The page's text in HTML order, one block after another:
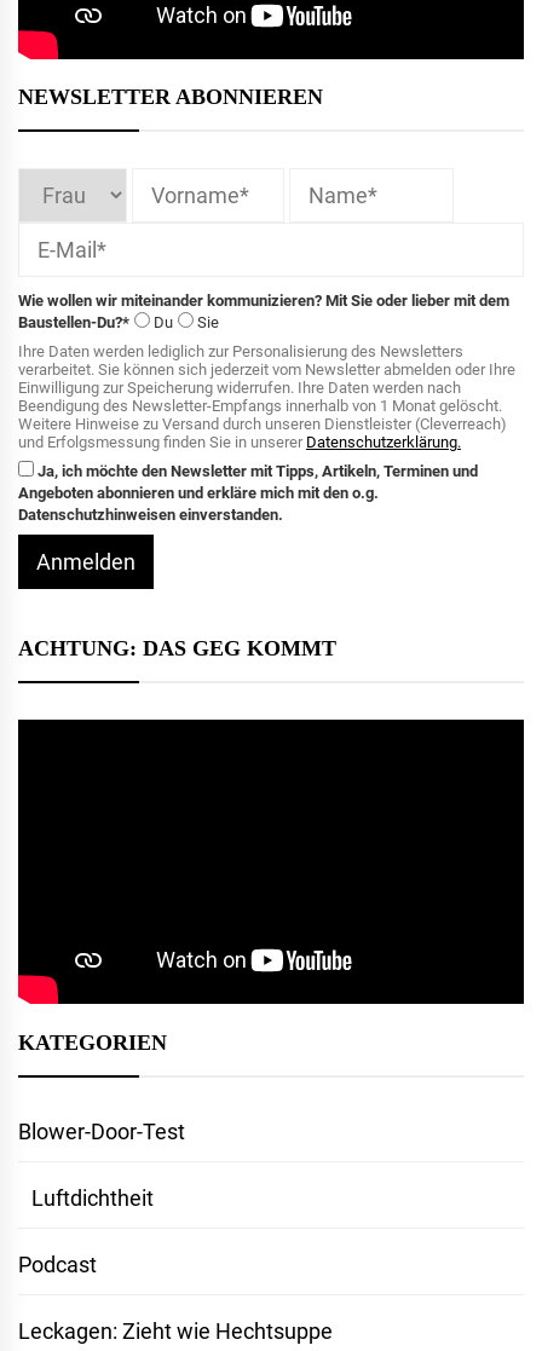
NEWSLETTER ABONNIEREN
Wie wollen wir miteinander kommunizieren? Mit Sie oder lieber mit dem
Baustellen-Du?*
Du
Sie
Ihre Daten werden lediglich zur Personalisierung des Newsletters
verarbeitet. Sie können sich jederzeit vom Newsletter abmelden oder Ihre
Einwilligung zur Speicherung widerrufen. Ihre Daten werden nach
Beendigung des Newsletter-Empfangs innerhalb von 1 Monat gelöscht.
Weitere Hinweise zu Versand durch unseren Dienstleister (Cleverreach)
und Erfolgsmessung finden Sie in unserer Datenschutzerklärung.
Ja, ich möchte den Newsletter mit Tipps, Artikeln, Terminen und
Angeboten abonnieren und erkläre mich mit den o.g.
Datenschutzhinweisen einverstanden.
Anmelden
ACHTUNG: DAS GEG KOMMT
KATEGORIEN
Blower-Door-Test
Luftdichtheit
Podcast
Leckagen: Zieht wie Hechtsuppe